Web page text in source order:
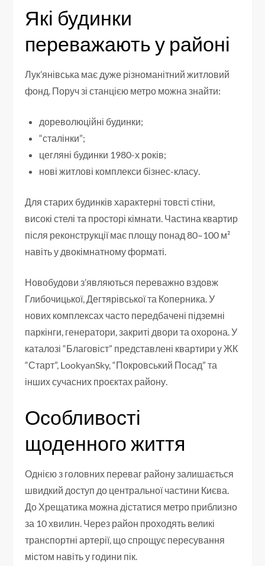
Які будинки
переважають у районі
Лук’янівська має дуже різноманітний житловий
фонд. Поруч зі станцією метро можна знайти:
дореволюційні будинки;
“сталінки”;
цегляні будинки 1980-х років;
нові житлові комплекси бізнес-класу.
Для старих будинків характерні товсті стіни,
високі стелі та просторі кімнати. Частина квартир
після реконструкції має площу понад 80–100 м²
навіть у двокімнатному форматі.
Новобудови з’являються переважно вздовж
Глибочицької, Дегтярівської та Коперника. У
нових комплексах часто передбачені підземні
паркінги, генератори, закриті двори та охорона. У
каталозі “Благовіст” представлені квартири у ЖК
“Старт”, LookyanSky, “Покровський Посад” та
інших сучасних проєктах району.
Особливості
щоденного життя
Однією з головних переваг району залишається
швидкий доступ до центральної частини Києва.
До Хрещатика можна дістатися метро приблизно
за 10 хвилин. Через район проходять великі
транспортні артерії, що спрощує пересування
містом навіть у години пік.